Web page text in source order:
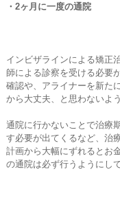
・2ヶ月に一度の通院
インビザラインによる矯正
師による診察を受ける必要
確認や、アライナーを新た
から大丈夫、と思わないよ
通院に行かないことで治療
す必要が出てくるなど、治
計画から大幅にずれるとお
の通院は必ず行うようにし